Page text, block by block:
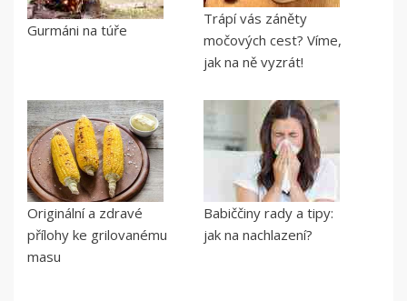
Gurmáni na túře
Trápí vás záněty
močových cest? Víme,
jak na ně vyzrát!
Originální a zdravé
přílohy ke grilovanému
masu
Babiččiny rady a tipy:
jak na nachlazení?